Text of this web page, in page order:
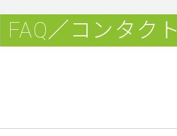
FAQ／コンタクト